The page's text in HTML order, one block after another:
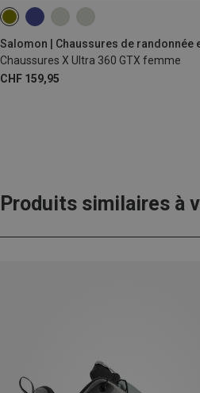
Chaussures X Ultra 360 GTX femme
CHF 159,95
Produits similaires à